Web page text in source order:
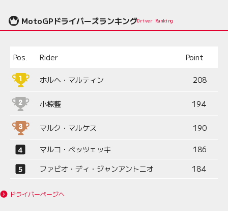
MotoGPドライバーズランキングDriver Ranking
Pos. Rider Point
ホルヘ・マルティン 208
小椋藍 194
マルク・マルケス 190
マルコ・ベッツェッキ
186
ファビオ・ディ・ジャンアントニオ
184
ドライバーページへ